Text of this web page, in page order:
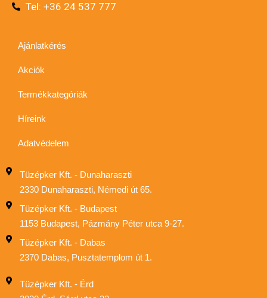
Tel: +36 24 537 777
Ajánlatkérés
Akciók
Termékkategóriák
Híreink
Adatvédelem
Tüzépker Kft. - Dunaharaszti
2330 Dunaharaszti, Némedi út 65.
Tüzépker Kft. - Budapest
1153 Budapest, Pázmány Péter utca 9-27.
Tüzépker Kft. - Dabas
2370 Dabas, Pusztatemplom út 1.
Tüzépker Kft. - Érd